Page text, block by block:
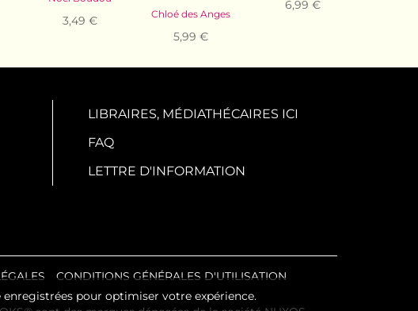
pour optimiser votre expérience.
3,49 € Chloé des Anges
5,99 €
6,99 €
LIBRAIRES, MÉDIATHÉCAIRES ICI
FAQ
LETTRE D'INFORMATION
CONDITIONS GÉNÉRALES D'UTILISATION